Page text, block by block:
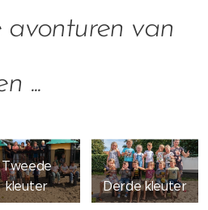
avonturen van
...
Tweede
kleuter
Derde kleuter